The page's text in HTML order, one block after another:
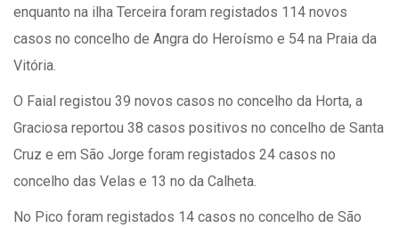
enquanto na ilha Terceira foram registados 114 novos
casos no concelho de Angra do Heroísmo e 54 na Praia da
Vitória.
O Faial registou 39 novos casos no concelho da Horta, a
Graciosa reportou 38 casos positivos no concelho de Santa
Cruz e em São Jorge foram registados 24 casos no
concelho das Velas e 13 no da Calheta.
No Pico foram registados 14 casos no concelho de São